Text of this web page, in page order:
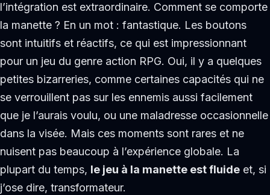
l’intégration est extraordinaire. Comment se comporte
la manette ? En un mot : fantastique. Les boutons
sont intuitifs et réactifs, ce qui est impressionnant
pour un jeu du genre action RPG. Oui, il y a quelques
petites bizarreries, comme certaines capacités qui ne
se verrouillent pas sur les ennemis aussi facilement
que je l’aurais voulu, ou une maladresse occasionnelle
dans la visée. Mais ces moments sont rares et ne
nuisent pas beaucoup à l’expérience globale. La
plupart du temps, le jeu à la manette est fluide et, si
j’ose dire, transformateur.